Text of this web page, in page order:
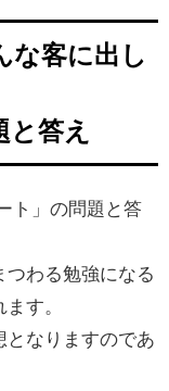
な客に出し
と答え
ト」の問題と答
わる勉強になる
す。
となりますのであ